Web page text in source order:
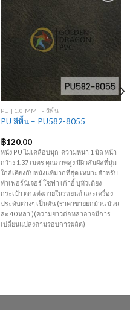
Add to
Wishlist
PU [1.0 MM] - สีพื้น
PU สีพื้น – PU582-8055
฿120.00
หนัง PU ไม่เคลือบมุก ความหนา 1 มิล หน้า
กว้าง 1.37 เมตร คุณภาพสูง มีผิวสัมผัสที่นุ่ม
ใกล้เคียงกับหนังแท้มากที่สุด เหมาะสำหรับ
ทำเฟอร์นิเจอร์ โซฟา เก้าอี้ บุหัวเตียง
กระเป๋า ตกแต่งภายในรถยนต์ และเครื่อง
ประดับต่างๆ เป็นต้น (ราคาขายยกม้วน ม้วน
ละ 40 หลา )(ความยาวต่อหลาอาจมีการ
เปลี่ยนแปลงตามรอบการผลิต)